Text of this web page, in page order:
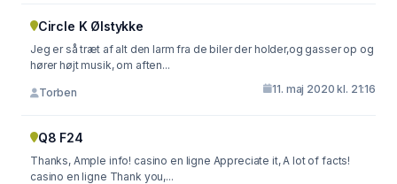
Circle K Ølstykke
Jeg er så træt af alt den larm fra de biler der holder,og gasser op og
hører højt musik, om aften...
Torben 11. maj 2020 kl. 21:16
Q8 F24
Thanks, Ample info! casino en ligne Appreciate it, A lot of facts!
casino en ligne Thank you,...